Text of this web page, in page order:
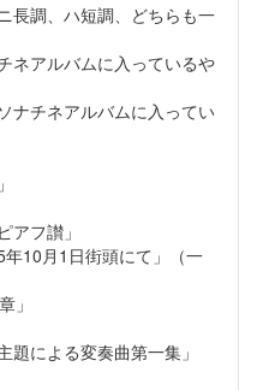
長調、ハ短調、どちらも一
ネアルバムに入っているや
ナチネアルバムに入ってい
アフ讃」
年10月1日街頭にて」（一
」
題による変奏曲第一集」